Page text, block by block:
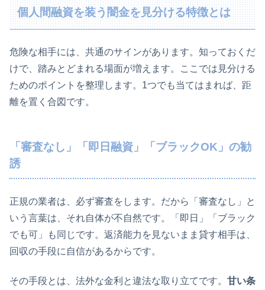
個人間融資を装う闇金を見分ける特徴とは
危険な相手には、共通のサインがあります。知っておくだ
けで、踏みとどまれる場面が増えます。ここでは見分ける
ためのポイントを整理します。1つでも当てはまれば、距
離を置く合図です。
「審査なし」「即日融資」「ブラックOK」の勧
誘
正規の業者は、必ず審査をします。だから「審査なし」と
いう言葉は、それ自体が不自然です。「即日」「ブラック
でも可」も同じです。返済能力を見ないまま貸す相手は、
回収の手段に自信があるからです。
その手段とは、法外な金利と違法な取り立てです。 甘い条